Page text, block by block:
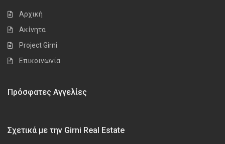
Αρχική
Ακίνητα
Project Girni
Επικοινωνία
Πρόσφατες Αγγελίες
Σχετικά με την Girni Real Estate